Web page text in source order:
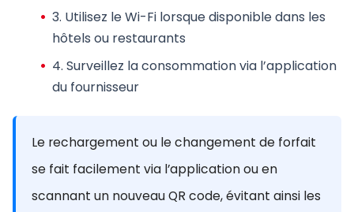
3. Utilisez le Wi-Filorsque disponible dans les
hôtels ou restaurants
4. Surveillez la consommationvia l’application
du fournisseur
Le rechargement ou le changement de forfait
se fait facilement via l’application ou en
scannant un nouveau QR code, évitant ainsi les